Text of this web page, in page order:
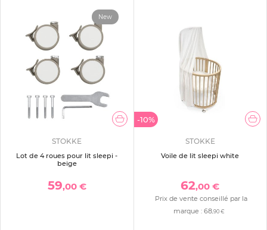
New
STOKKE
Lot de 4 roues pour lit sleepi -
beige
59,00 €
-10%
STOKKE
Voile de lit sleepi white
62,00 €
Prix de vente conseillé par la
marque : 68,90 €